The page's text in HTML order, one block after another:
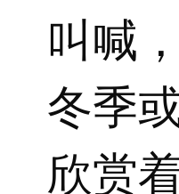
叫喊
冬季
欣赏